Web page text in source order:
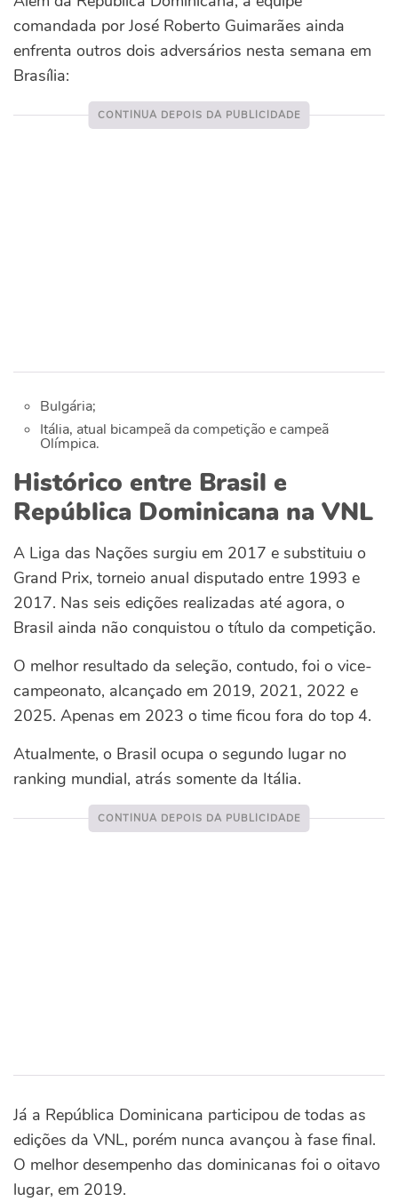
comandada por José Roberto Guimarães ainda
enfrenta outros dois adversários nesta semana em
Brasília:
Bulgária;
Itália, atual bicampeã da competição e campeã
Olímpica.
Histórico entre Brasil e
República Dominicana na VNL
A Liga das Nações surgiu em 2017 e substituiu o
Grand Prix, torneio anual disputado entre 1993 e
2017. Nas seis edições realizadas até agora, o
Brasil ainda não conquistou o título da competição.
O melhor resultado da seleção, contudo, foi o vice-
campeonato, alcançado em 2019, 2021, 2022 e
2025. Apenas em 2023 o time ficou fora do top 4.
Atualmente, o Brasil ocupa o segundo lugar no
ranking mundial, atrás somente da Itália.
Já a República Dominicana participou de todas as
edições da VNL, porém nunca avançou à fase final.
O melhor desempenho das dominicanas foi o oitavo
lugar, em 2019.